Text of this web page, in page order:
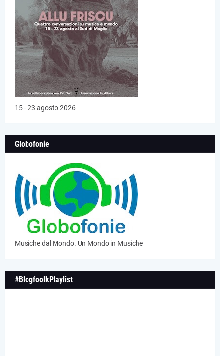
15 - 23 agosto 2026
Globofonie
Musiche dal Mondo. Un Mondo in Musiche
#BlogfoolkPlaylist